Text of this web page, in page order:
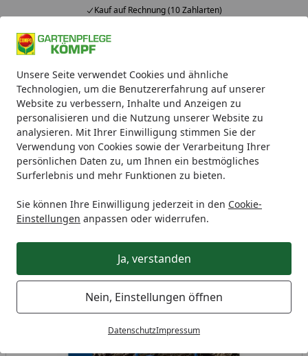
Unsere Seite verwendet Cookies und ähnliche
Technologien, um die Benutzererfahrung auf unserer
Website zu verbessern, Inhalte und Anzeigen zu
personalisieren und die Nutzung unserer Website zu
analysieren. Mit Ihrer Einwilligung stimmen Sie der
Verwendung von Cookies sowie der Verarbeitung Ihrer
persönlichen Daten zu, um Ihnen ein bestmögliches
Surferlebnis und mehr Funktionen zu bieten.
Sie können Ihre Einwilligung jederzeit in den Cookie-
Einstellungen anpassen oder widerrufen.
Ja, verstanden
Nein, Einstellungen öffnen
DatenschutzImpressum
Kauf auf Rechnung (10 Zahlarten)
Alle Produkte
Mein Konto
Suchen
Startseite
COMPO Maulwurf-Raus 200 g
COMPO Maulwurf-Raus 200 g